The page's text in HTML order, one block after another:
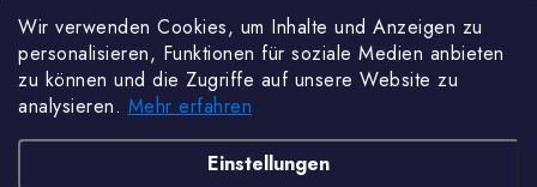
Wir verwenden Cookies, um Inhalte und Anzeigen zu
personalisieren, Funktionen für soziale Medien anbieten
zu können und die Zugriffe auf unsere Website zu
analysieren. Mehr erfahren
Einstellungen
Brauchen Sie Rat bei etwas? Wir sind für dich da!
Kundenservice@woodycrafts.de
+49 211 8694 2501 (Mo-Fr 8:00-16:00)